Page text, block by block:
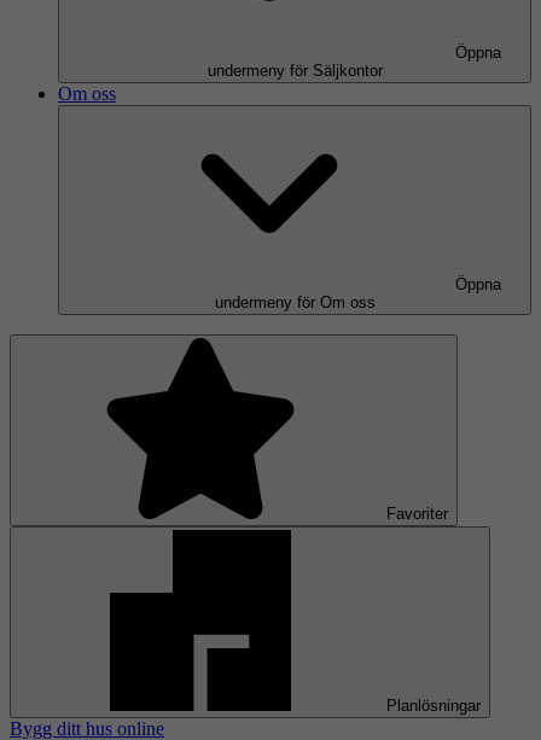
Öppna
undermeny för Säljkontor
Om oss
Öppna
undermeny för Om oss
Favoriter
Planlösningar
Bygg ditt hus online